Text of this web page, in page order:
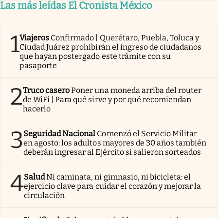
Las más leídas El Cronista México
1Viajeros Confirmado | Querétaro, Puebla, Toluca y
Ciudad Juárez prohibirán el ingreso de ciudadanos
que hayan postergado este trámite con su
pasaporte
2Truco caseroPoner una moneda arriba del router
de WiFi | Para qué sirve y por qué recomiendan
hacerlo
3Seguridad Nacional Comenzó el Servicio Militar
en agosto: los adultos mayores de 30 años también
deberán ingresar al Ejército si salieron sorteados
4SaludNi caminata, ni gimnasio, ni bicicleta: el
ejercicio clave para cuidar el corazón y mejorar la
circulación